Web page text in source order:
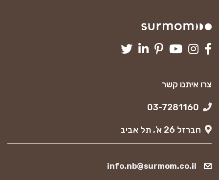
צרו איתנו קשר
הברזל 26 א’, תל אביב
info.nb@surmom.co.il